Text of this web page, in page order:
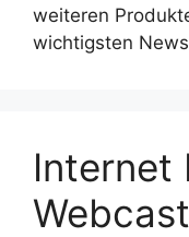
weiteren
wichtigsten
Internet
Webcast